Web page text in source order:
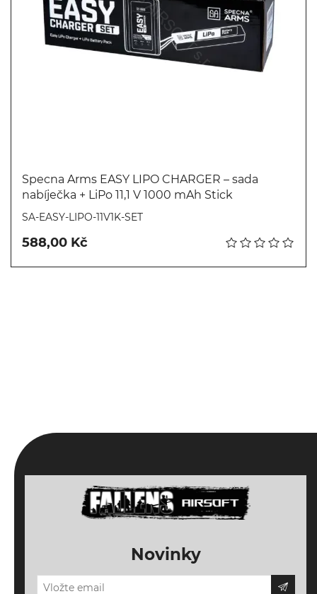
Specna Arms EASY LIPO CHARGER – sada
nabíječka + LiPo 11,1 V 1000 mAh Stick
SA-EASY-LIPO-11V1K-SET
588,00 Kč
Novinky